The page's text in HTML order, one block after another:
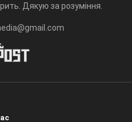
Дякую за розуміння.